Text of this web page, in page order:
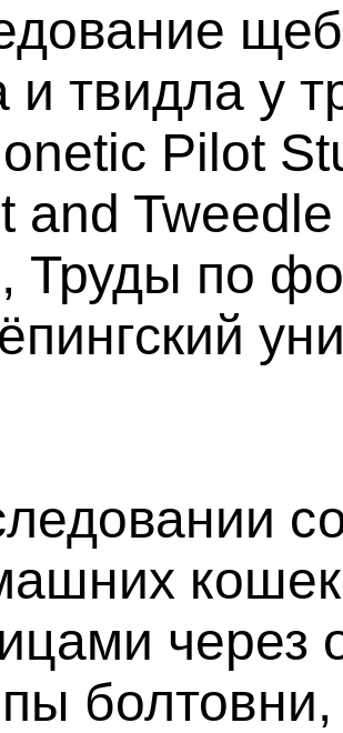
и твидла у
Pilot
and
Труды по
через